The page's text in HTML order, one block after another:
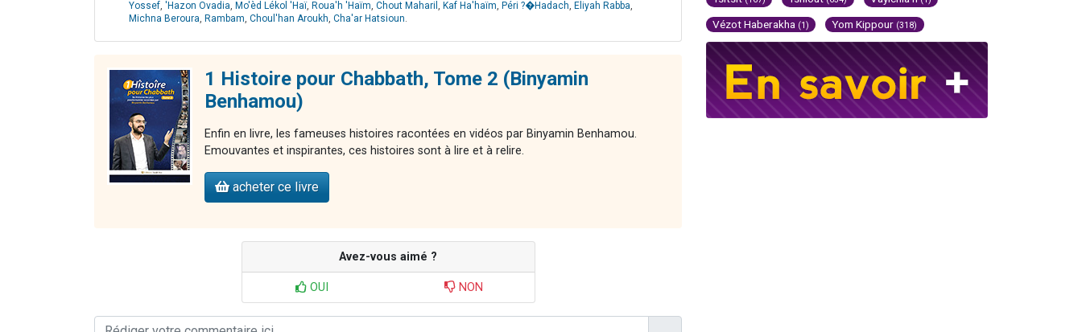
Yossef 'Hazon Ovadia Mo'èd Lékol 'Haï, Roua'h 'Haïm Chout Maharil Kaf Ha'haïm Péri ?�Hadach Eliyah Rabba
Michna Beroura Rambam Choul'han Aroukh Cha'ar Hatsioun
1 Histoire pour Chabbath, Tome 2 (Binyamin
Benhamou)
Enfin en livre, les fameuses histoires racontées en vidéos par Binyamin Benhamou.
Emouvantes et inspirantes, ces histoires sont à lire et à relire.
acheter ce livre
Avez-vous aimé ?
OUI NON
Vézot Haberakha (1) Yom Kippour (318)